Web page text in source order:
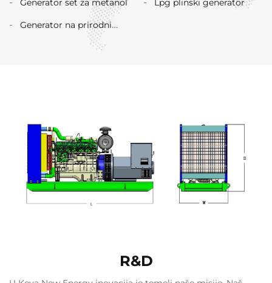
Generator set za metanol Lpg plinski generator
Generator na prirodni
R&D